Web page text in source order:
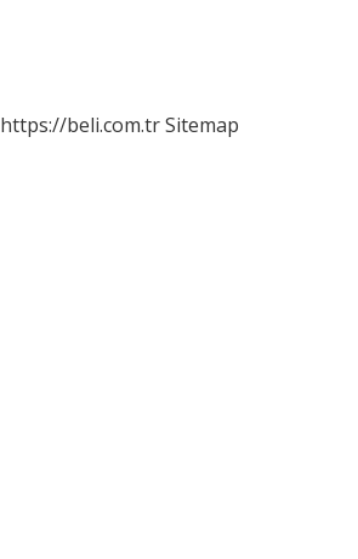
https://beli.com.trSitemap